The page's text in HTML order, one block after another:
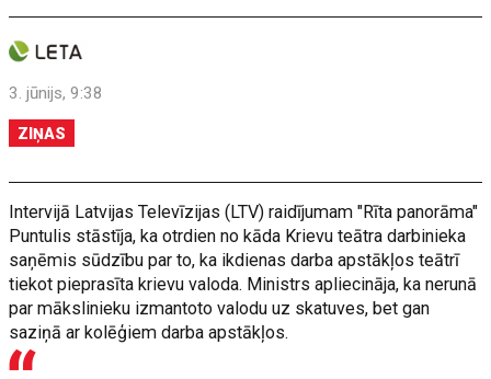
3. jūnijs, 9:38
ZIŅAS
Intervijā Latvijas Televīzijas (LTV) raidījumam "Rīta panorāma"
Puntulis stāstīja, ka otrdien no kāda Krievu teātra darbinieka
saņēmis sūdzību par to, ka ikdienas darba apstākļos teātrī
tiekot pieprasīta krievu valoda. Ministrs apliecināja, ka nerunā
par mākslinieku izmantoto valodu uz skatuves, bet gan
saziņā ar kolēģiem darba apstākļos.